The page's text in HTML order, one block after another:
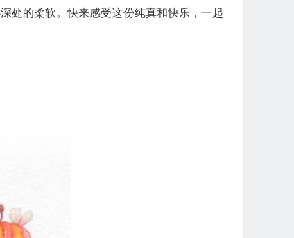
处的柔软。快来感受这份纯真和快乐，一起